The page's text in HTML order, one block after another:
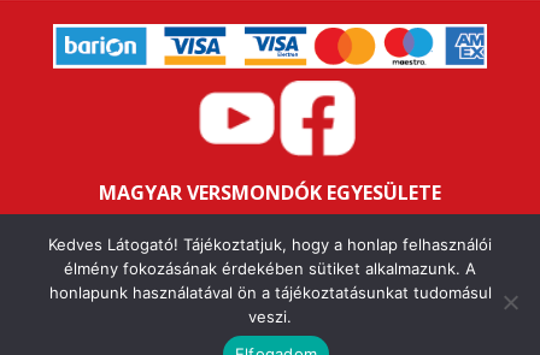
MAGYAR VERSMONDÓK EGYESÜLETE
Bankszámlaszám: 16200106-11646259
Adószám: 18047352-1-43
FELHASZNÁLÁSI FELTÉTELEK
Kedves Látogató! Tájékoztatjuk, hogy a honlap felhasználói
élmény fokozásának érdekében sütiket alkalmazunk. A
honlapunk használatával ön a tájékoztatásunkat tudomásul
veszi.